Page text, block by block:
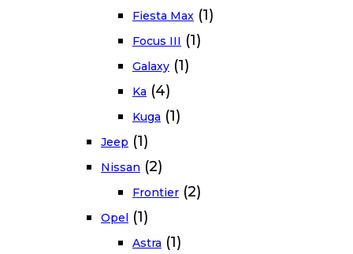
Fiesta Max (1)
Focus III (1)
Galaxy (1)
Ka (4)
Kuga (1)
Jeep (1)
Nissan (2)
Frontier (2)
Opel (1)
Astra (1)